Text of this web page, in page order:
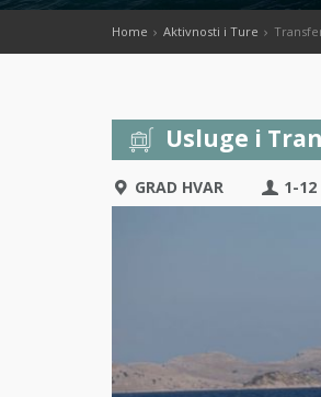
Home Aktivnosti i Ture
Usluge i
GRAD HVAR 1-